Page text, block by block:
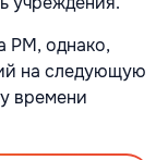
РМ, однако,
на следующую
времени